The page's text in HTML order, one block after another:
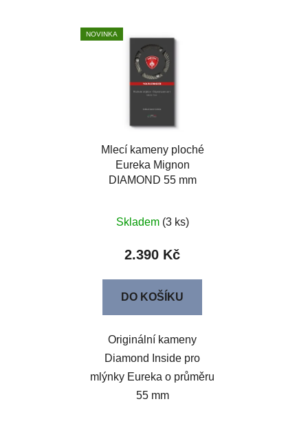
NOVINKA
Mlecí kameny ploché
Eureka Mignon
DIAMOND 55 mm
Skladem (3 ks)
2.390 Kč
DO KOŠÍKU
Originální kameny
Diamond Inside pro
mlýnky Eureka o průměru
55 mm